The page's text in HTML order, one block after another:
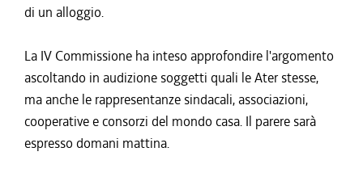
di un alloggio.
La IV Commissione ha inteso approfondire l'argomento
ascoltando in audizione soggetti quali le Ater stesse,
ma anche le rappresentanze sindacali, associazioni,
cooperative e consorzi del mondo casa. Il parere sarà
espresso domani mattina.